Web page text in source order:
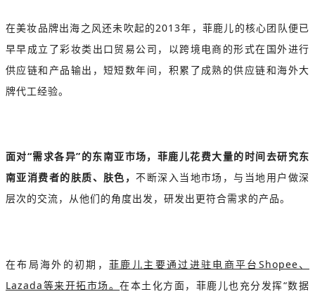
在美妆品牌出海之风还未吹起的2013年，菲鹿儿的核心团队便已
早早成立了彩妆类出口贸易公司，以跨境电商的形式在国外进行
供应链和产品输出，短短数年间，积累了成熟的供应链和海外大
牌代工经验。
面对“需求各异”的东南亚市场，菲鹿儿花费大量的时间去研究东
南亚消费者的肤质、肤色，不断深入当地市场，与当地用户做深
层次的交流，从他们的角度出发，研发出更符合需求的产品。
在布局海外的初期，菲鹿儿主要通过进驻电商平台Shopee、
Lazada等来开拓市场。在本土化方面，菲鹿儿也充分发挥“数据